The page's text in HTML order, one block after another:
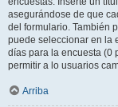
asegurándose de que
del formulario. También
puede seleccionar en la
días para la encuesta (0
permitir a lo usuarios
Arriba